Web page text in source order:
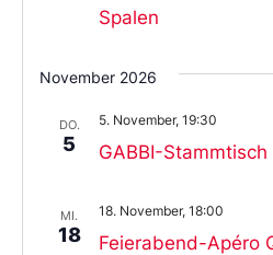
Spalen
November 2026
DO.
5 GABBI-Stammtisch
5. November, 19:30
MI.
18
Feierabend-Apéro
18. November, 18:00